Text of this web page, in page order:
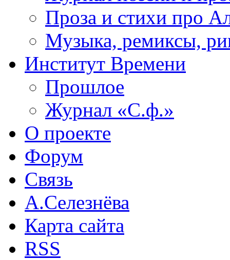
Проза и стихи про
Музыка, ремиксы,
Институт Времени
Прошлое
Журнал «С.ф.»
О проекте
Форум
Связь
А.Селезнёва
Карта сайта
RSS